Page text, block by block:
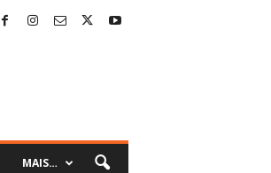
MAIS…